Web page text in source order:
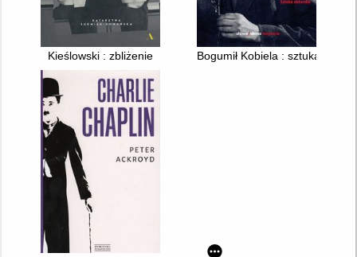
Kieślowski : zbliżenie Bogumił Kobiela : sztuka